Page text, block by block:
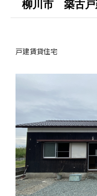
柳川市 築古戸
戸建賃貸住宅